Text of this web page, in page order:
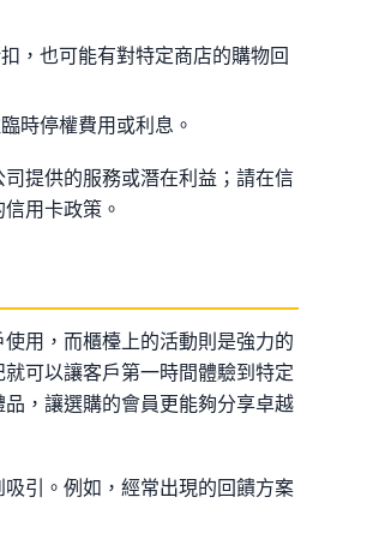
，也可能有對特定商店的購物回
時停權費用或利息。
提供的服務或潛在利益；請在信
用卡政策。
用，而櫃檯上的活動則是強力的
可以讓客戶第一時間體驗到特定
，讓選購的會員更能夠分享卓越
引。例如，經常出現的回饋方案